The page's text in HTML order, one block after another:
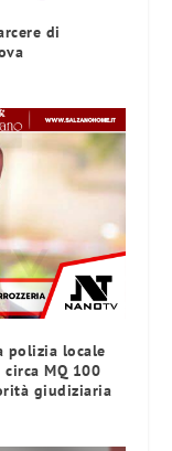
di
polizia locale
MQ 100
giudiziaria